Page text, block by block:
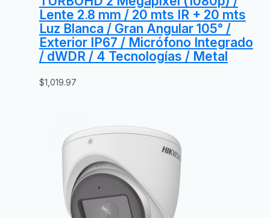
Lente 2.8 mm / 20 mts IR + 20 mts
Luz Blanca / Gran Angular 105° /
Exterior IP67 / Micrófono Integrado
/ dWDR / 4 Tecnologías / Metal
$1,019.97